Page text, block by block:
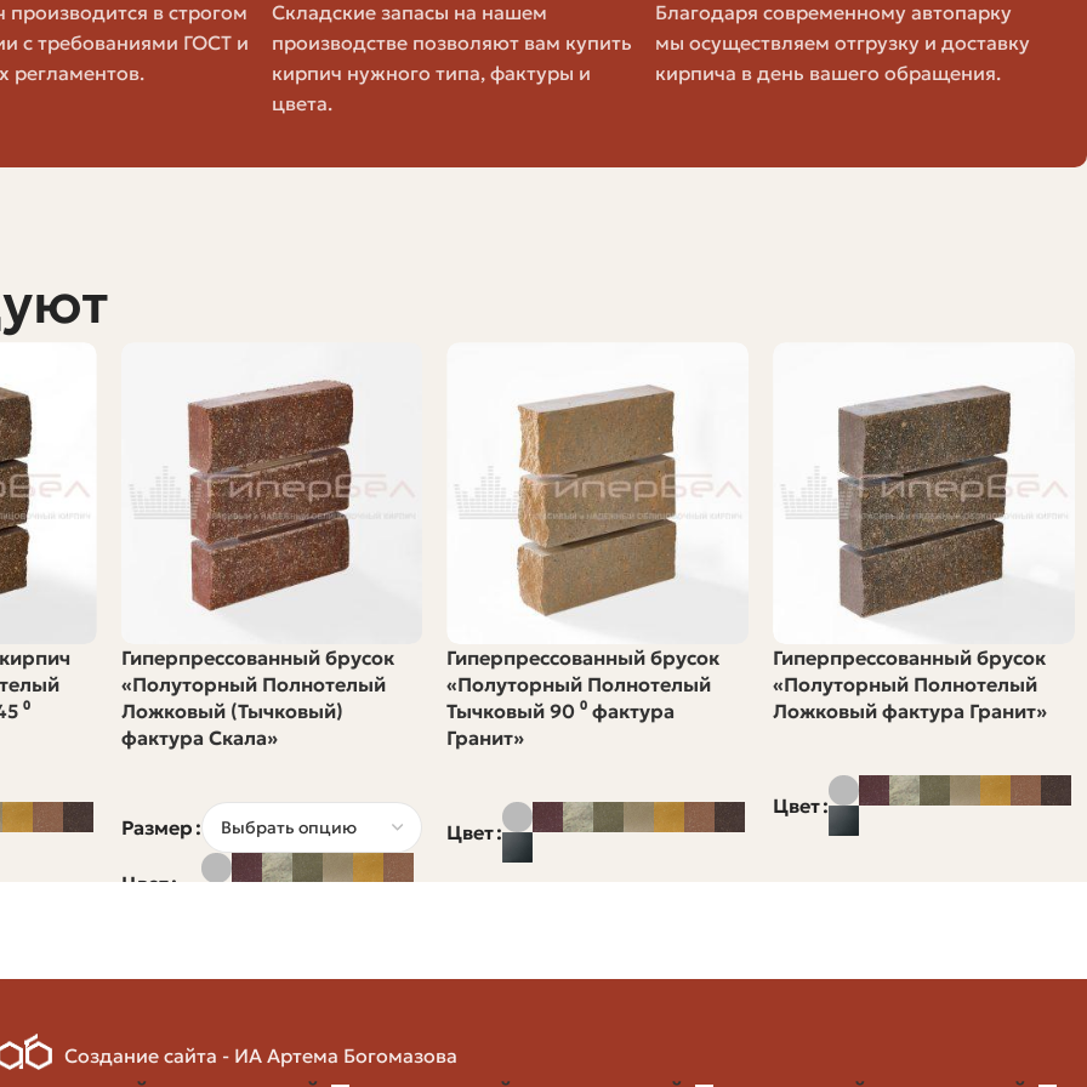
кирпича
краски Ограниченная, натуральные тона Натуральные оттенки глины
Выше средней Разная, зависит от качества
Очень строгое Стандартные требования
решение с хорошими эксплуатационными свойствами, гиперпрессованный кирпич часто выигрывает
по морозостойкости и гладкой текстуре, рассматривайте клинкер.
и как считать расход. Ниже — таблица с типичными форматами и совет по расчёту.
Применение
Декоративные элементы, облицовка цоколей
в строгом
с требованиями ГОСТ и
регламентов.
Складские запасы на нашем
производстве позволяют вам купить
кирпич нужного типа, фактуры и
цвета.
Благодаря современному автопарку
мы осуществляем отгрузку и доставку
кирпича в день вашего обращения.
⁰
Гиперпрессованный брусок
«Полуторный Полнотелый
Ложковый (Тычковый)
фактура Скала»
Размер
Цвет
Гиперпрессованный брусок
«Полуторный Полнотелый
Тычковый 90 ⁰ фактура
Гранит»
Цвет
Гиперпрессованный брусок
«Полуторный Полнотелый
Ложковый фактура Гранит»
Цвет
Создание сайта - ИА Артема Богомазова